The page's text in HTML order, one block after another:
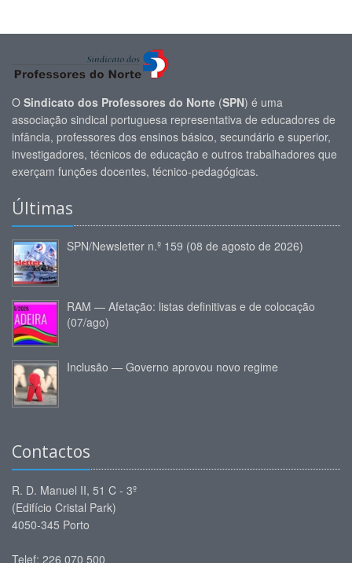
O Sindicato dos Professores do Norte (SPN) é uma
associação sindical portuguesa representativa de educadores de
infância, professores dos ensinos básico, secundário e superior,
investigadores, técnicos de educação e outros trabalhadores que
exerçam funções docentes, técnico-pedagógicas.
Últimas
SPN/Newsletter n.º 159 (08 de agosto de 2026)
RAM — Afetação: listas definitivas e de colocação
(07/ago)
Inclusão — Governo aprovou novo regime
Contactos
R. D. Manuel II, 51 C - 3º
(Edifício Cristal Park)
4050-345 Porto
Telef: 226 070 500